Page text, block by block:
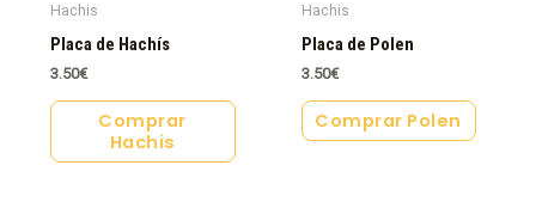
Hachis
Placa de Hachís
3.50€
Comprar
Hachis
Hachis
Placa de Polen
3.50€
Comprar Polen